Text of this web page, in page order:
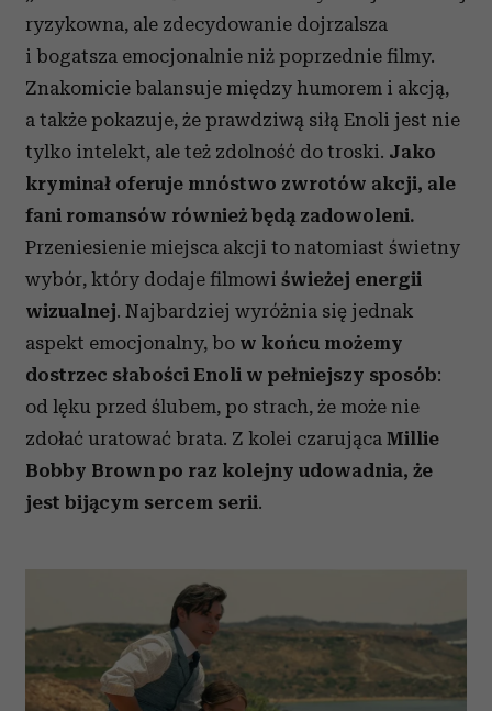
ryzykowna, ale zdecydowanie dojrzalsza
i bogatsza emocjonalnie niż poprzednie filmy.
Znakomicie balansuje między humorem i akcją,
a także pokazuje, że prawdziwą siłą Enoli jest nie
tylko intelekt, ale też zdolność do troski. Jako
kryminał oferuje mnóstwo zwrotów akcji, ale
fani romansów również będą zadowoleni.
Przeniesienie miejsca akcji to natomiast świetny
wybór, który dodaje filmowi świeżej energii
wizualnej. Najbardziej wyróżnia się jednak
aspekt emocjonalny, bo w końcu możemy
dostrzec słabości Enoli w pełniejszy sposób:
od lęku przed ślubem, po strach, że może nie
zdołać uratować brata. Z kolei czarująca Millie
Bobby Brown po raz kolejny udowadnia, że ​​
jest bijącym sercem serii.